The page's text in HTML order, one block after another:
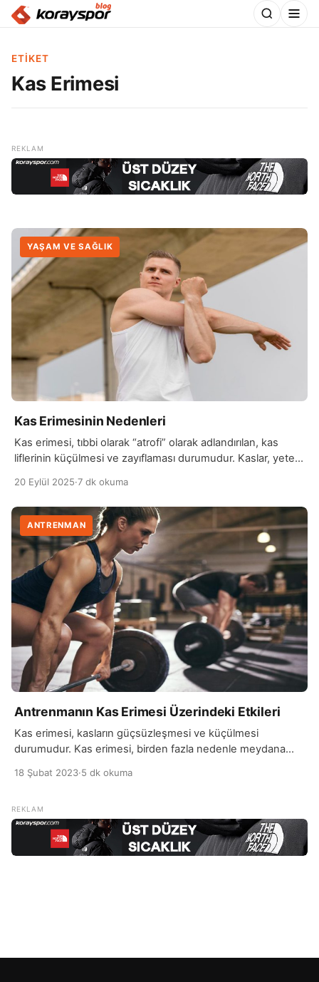
ETIKET
Kas Erimesi
YAŞAM VE SAĞLIK
Kas Erimesinin Nedenleri
Kas erimesi, tıbbi olarak “atrofi” olarak adlandırılan, kas
liflerinin küçülmesi ve zayıflaması durumudur. Kaslar, yeterli
bir şekilde kullanmadığı için zamanla güç kaybı yaşar. Bu
durum, uzun süreli hareketsizlik, yaşlanma, beslenme
eksiklikleri veya hastalıklar gibi birçok faktörden
kaynaklanabilir. Kas erimesi, özellikle yaşlı bireylerde,
fiziksel aktivitenin azalmasıyla daha […]
20 Eylül 2025·7 dk okuma
ANTRENMAN
Antrenmanın Kas Erimesi Üzerindeki Etkileri
Kas erimesi, kasların güçsüzleşmesi ve küçülmesi
durumudur. Kas erimesi, birden fazla nedenle meydana
kas erimesinin sebepleri hakkında detaylı bilgi verilecektir.
hastalıklar ve beslenme eksikliği gibi pek çok rahatsızlık kas
erimesine neden olabilmektedir. Bu nedenle sağlıklı
beslenmek ve düzenli fiziksel aktiviteler […]
18 Şubat 2023·5 dk okuma